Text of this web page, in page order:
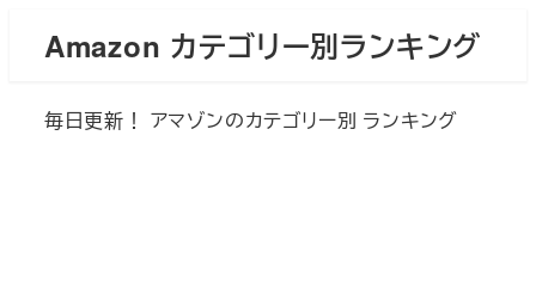
Amazon カテゴリー別ランキング
毎日更新！ アマゾンのカテゴリー別 ランキング